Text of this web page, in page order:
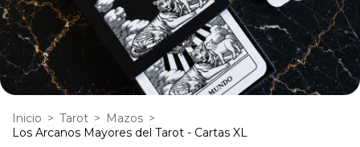
Inicio > Tarot > Mazos >
Los Arcanos Mayores del Tarot - Cartas XL